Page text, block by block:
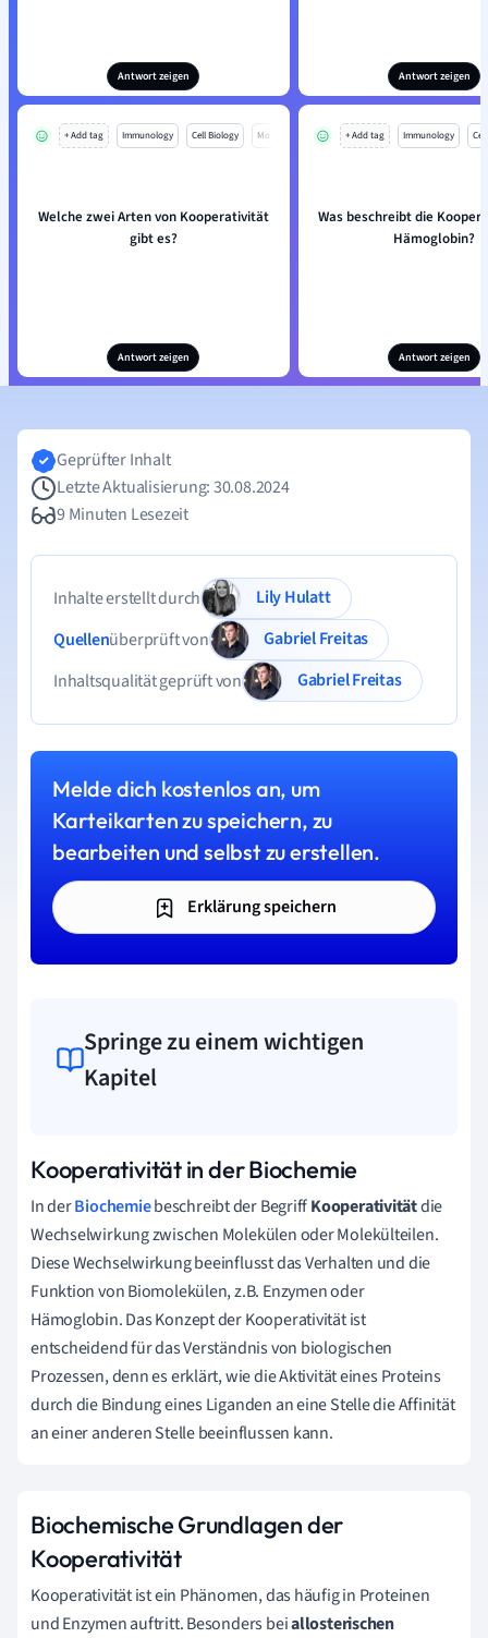
Antwort zeigen Antwort zeigen
+ Add tag Immunology Cell Biology Mo
Welche zwei Arten von Kooperativität
gibt es?
Antwort zeigen
+ Add tag Immunology
Was beschreibt die
Hämoglobin?
Antwort zeigen
Geprüfter Inhalt
Letzte Aktualisierung: 30.08.2024
9 Minuten Lesezeit
Inhalte erstellt durch
Lily Hulatt
Quellenüberprüft von
Gabriel Freitas
Inhaltsqualität geprüft von
Gabriel Freitas
Melde dich kostenlos an, um
Karteikarten zu speichern, zu
bearbeiten und selbst zu erstellen.
Erklärung speichern
Springe zu einem wichtigen
Kapitel
Kooperativität in der Biochemie
In derBiochemiebeschreibt der BegriffKooperativitätdie
Wechselwirkung zwischen Molekülen oder Molekülteilen.
Diese Wechselwirkung beeinflusst das Verhalten und die
Funktion von Biomolekülen, z.B. Enzymen oder
Hämoglobin. Das Konzept der Kooperativität ist
entscheidend für das Verständnis von biologischen
Prozessen, denn es erklärt, wie die Aktivität eines Proteins
durch die Bindung eines Liganden an eine Stelle die Affinität
an einer anderen Stelle beeinflussen kann.
Biochemische Grundlagen der
Kooperativität
Kooperativität ist ein Phänomen, das häufig in Proteinen
und Enzymen auftritt. Besonders beiallosterischen